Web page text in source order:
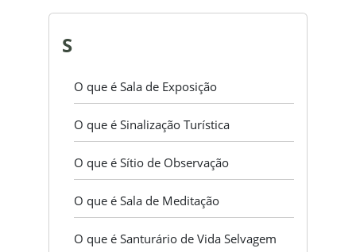
S
O que é Sala de Exposição
O que é Sinalização Turística
O que é Sítio de Observação
O que é Sala de Meditação
O que é Santurário de Vida Selvagem